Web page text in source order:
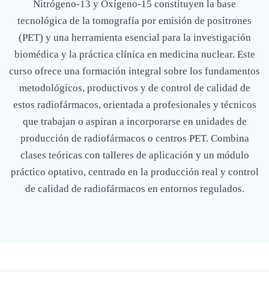
Nitrógeno-13 y Oxígeno-15 constituyen la base
tecnológica de la tomografía por emisión de positrones
(PET) y una herramienta esencial para la investigación
biomédica y la práctica clínica en medicina nuclear. Este
curso ofrece una formación integral sobre los fundamentos
metodológicos, productivos y de control de calidad de
estos radiofármacos, orientada a profesionales y técnicos
que trabajan o aspiran a incorporarse en unidades de
producción de radiofármacos o centros PET. Combina
clases teóricas con talleres de aplicación y un módulo
práctico optativo, centrado en la producción real y control
de calidad de radiofármacos en entornos regulados.